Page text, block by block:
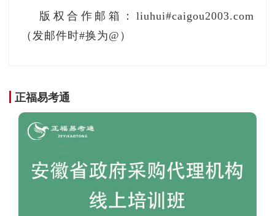
兴街道迎春小区整体装配式既有住宅加装电梯采
购及安装项目。除此之外，还有杭州美奥电梯工
梯采购及安装项目，以及由施密特电梯有限公司
以2319.33万元中标的杭州市滨江区长河街道凤凰
苑整体装配式既有住宅加装电梯采购及安装项
版权合作邮箱：liuhui#caigou2003.com
（发邮件时#换为@）
正福易考通